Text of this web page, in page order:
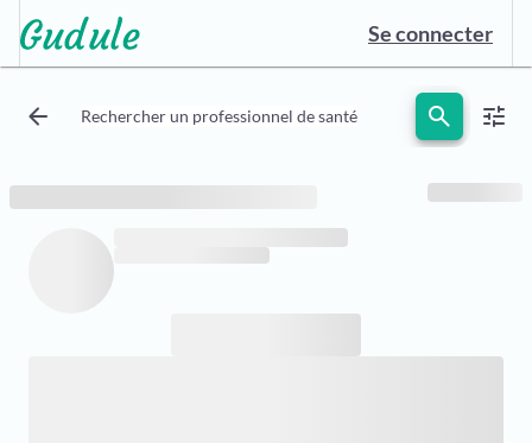
Se connecter
arrow_back Rechercher un professionnel de santé search tune